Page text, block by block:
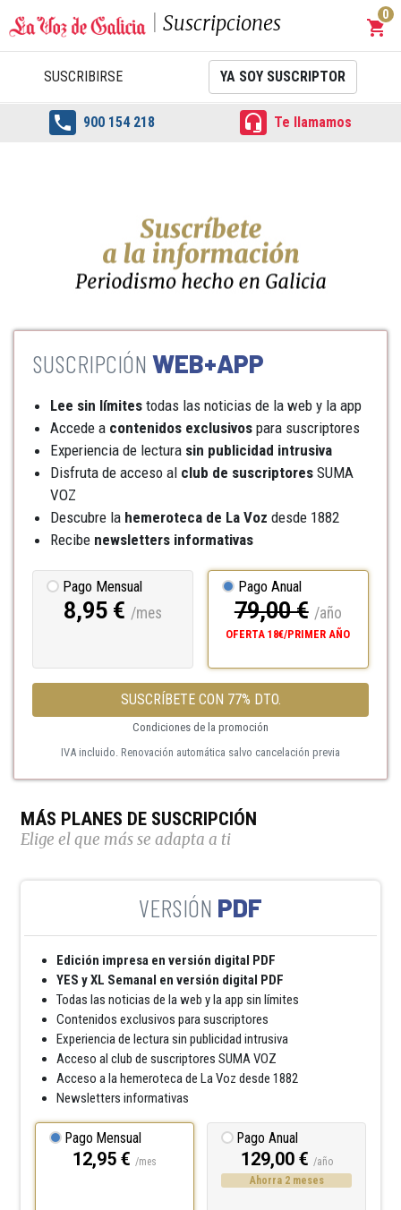
Suscripciones shopping_cart
0
SUSCRIBIRSE YA SOY SUSCRIPTOR
 900 154 218  Te llamamos
WEB+APP
Lee sin límites todas las noticias de la web y la app
Accede a contenidos exclusivos para suscriptores
Experiencia de lectura sin publicidad intrusiva
Disfruta de acceso al club de suscriptores SUMA
VOZ
Descubre la hemeroteca de La Voz desde 1882
Recibe newsletters informativas
Pago Mensual
8,95 € /mes
Pago Anual
79,00 € /año
OFERTA 18€/PRIMER AÑO
SUSCRÍBETE CON 77% DTO.
Condiciones de la promoción
IVA incluido. Renovación automática salvo cancelación previa
MÁS PLANES DE SUSCRIPCIÓN
Elige el que más se adapta a ti
PDF
Edición impresa en versión digital PDF
YES y XL Semanal en versión digital PDF
Todas las noticias de la web y la app sin límites
Contenidos exclusivos para suscriptores
Experiencia de lectura sin publicidad intrusiva
Acceso al club de suscriptores SUMA VOZ
Acceso a la hemeroteca de La Voz desde 1882
Newsletters informativas
Pago Mensual
12,95 € /mes
Pago Anual
129,00 € /año
Ahorra 2 meses